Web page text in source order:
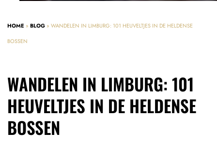
HOME » BLOG » WANDELEN IN LIMBURG: 101 HEUVELTJES IN DE HELDENSE
BOSSEN
WANDELEN IN LIMBURG: 101
HEUVELTJES IN DE HELDENSE
BOSSEN